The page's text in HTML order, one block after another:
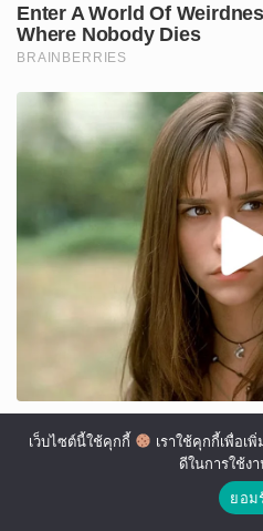
เว็บไซต์นี้ใช้คุกกี้
เราใช้คุกกี้เพื่อ
ดีในการใช้ง
ยอม